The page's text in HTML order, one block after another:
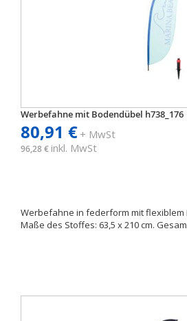
Werbefahne mit Bodendübel h738_176
80,91 €+ MwSt
96,28 € inkl. MwSt
Werbefahne in federform mit flexiblem
Maße des Stoffes: 63,5 x 210 cm.